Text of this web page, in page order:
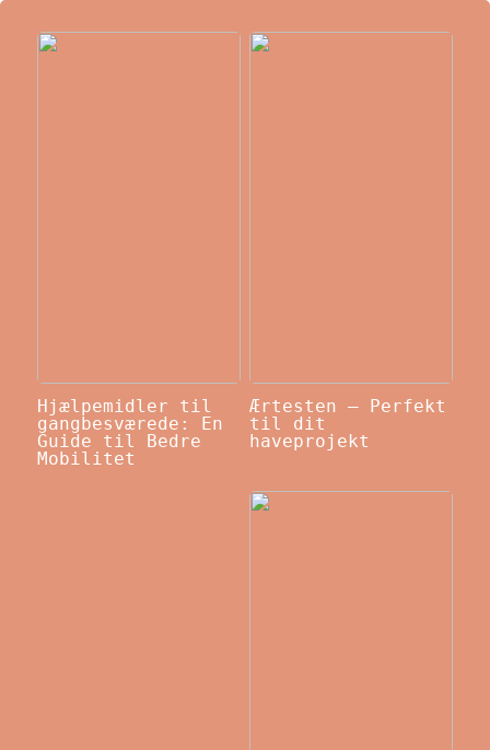
Hjælpemidler til
gangbesværede: En
Guide til Bedre
Mobilitet
Ærtesten – Perfekt
til dit
haveprojekt